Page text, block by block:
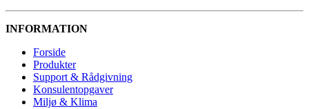
INFORMATION
Forside
Produkter
Support & Rådgivning
Konsulentopgaver
Miljø & Klima